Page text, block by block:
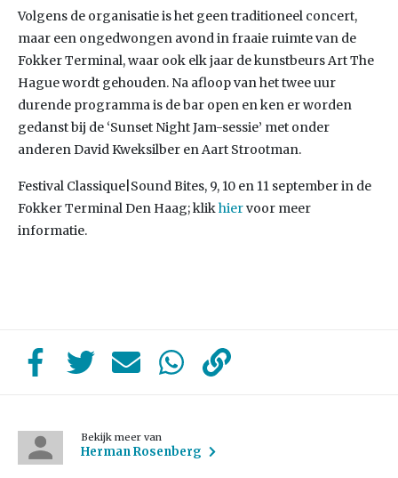
Volgens de organisatie is het geen traditioneel concert,
maar een ongedwongen avond in fraaie ruimte van de
Fokker Terminal, waar ook elk jaar de kunstbeurs Art The
Hague wordt gehouden. Na afloop van het twee uur
durende programma is de bar open en ken er worden
gedanst bij de ‘Sunset Night Jam-sessie’ met onder
anderen David Kweksilber en Aart Strootman.
Festival Classique|Sound Bites, 9, 10 en 11 september in de
Fokker Terminal Den Haag; klikhiervoor meer
informatie.
Bekijk meer van
Herman Rosenberg